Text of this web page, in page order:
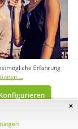
Erfahrung
...
×